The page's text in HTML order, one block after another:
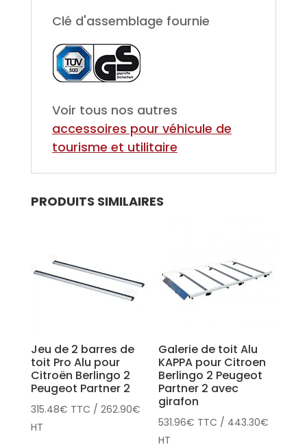
Clé d'assemblage fournie
Voir tous nos autres
accessoires pour véhicule de
tourisme et utilitaire
PRODUITS SIMILAIRES
Jeu de 2 barres de
toit Pro Alu pour
Citroën Berlingo 2
Peugeot Partner 2
315.48€ TTC / 262.90€
HT
Galerie de toit Alu
KAPPA pour Citroen
Berlingo 2 Peugeot
Partner 2 avec
girafon
531.96€ TTC / 443.30€
HT